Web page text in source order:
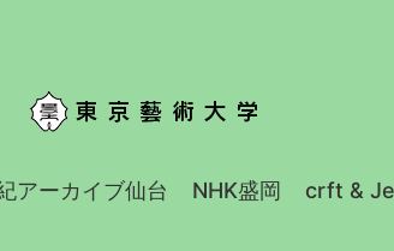
アーカイブ仙台 NHK盛岡 crft &